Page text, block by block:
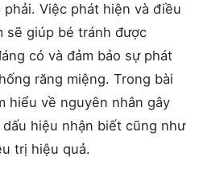
Việc phát hiện và điều
sẽ giúp bé tránh được
có và đảm bảo sự phát
răng miệng. Trong bài
hiểu về nguyên nhân gây
hiệu nhận biết cũng như
trị hiệu quả.